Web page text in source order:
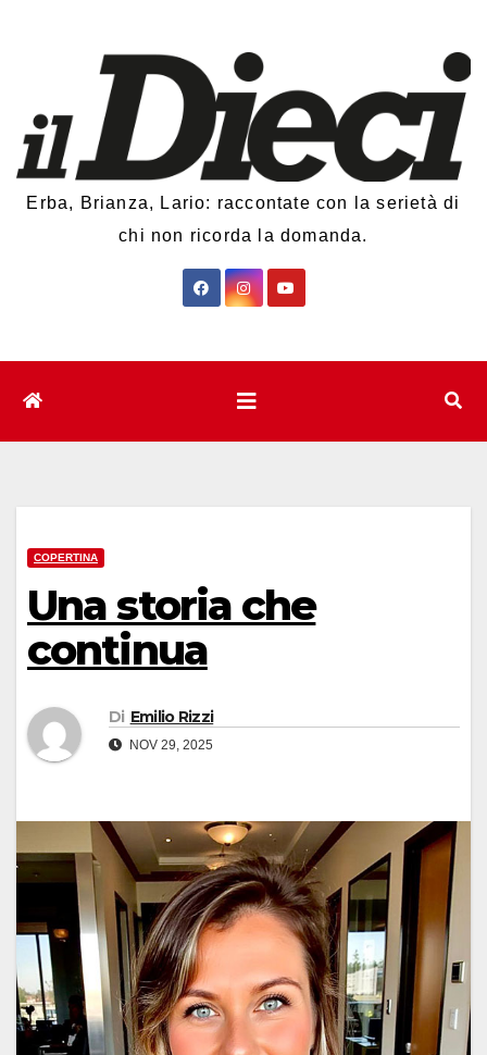
Erba, Brianza, Lario: raccontate con la serietà di
chi non ricorda la domanda.
COPERTINA
Una storia che
continua
Di Emilio Rizzi
NOV 29, 2025